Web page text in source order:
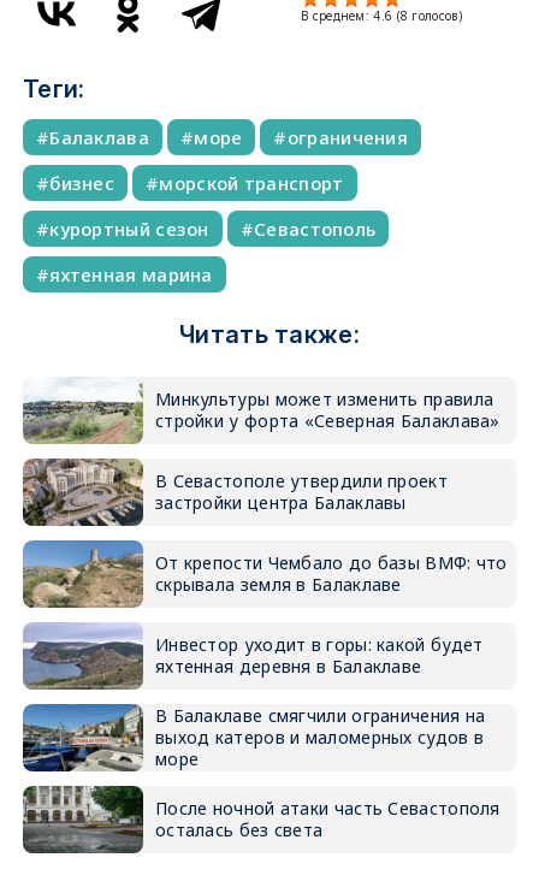
В среднем:4.6 (8 голосов)
Теги:
Балаклава море
ограничения
бизнес
морской транспорт
курортный сезон
Севастополь
яхтенная марина
Читать также:
Минкультуры может изменить правила
стройки у форта «Северная Балаклава»
В Севастополе утвердили проект
застройки центра Балаклавы
От крепости Чембало до базы ВМФ: что
скрывала земля в Балаклаве
Инвестор уходит в горы: какой будет
яхтенная деревня в Балаклаве
В Балаклаве смягчили ограничения на
выход катеров и маломерных судов в
море
После ночной атаки часть Севастополя
осталась без света